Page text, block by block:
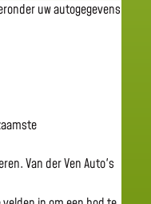
uw autogegevens
Van der Ven Auto's